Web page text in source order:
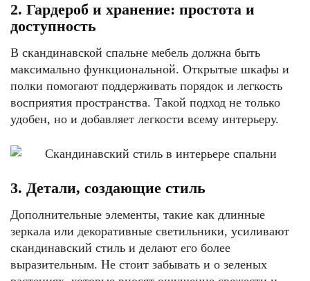
2. Гардероб и хранение: простота и
доступность
В скандинавской спальне мебель должна быть
максимально функциональной. Открытые шкафы и
полки помогают поддерживать порядок и легкость
восприятия пространства. Такой подход не только
удобен, но и добавляет легкости всему интерьеру.
3. Детали, создающие стиль
Дополнительные элементы, такие как длинные
зеркала или декоративные светильники, усиливают
скандинавский стиль и делают его более
выразительным. Не стоит забывать и о зеленых